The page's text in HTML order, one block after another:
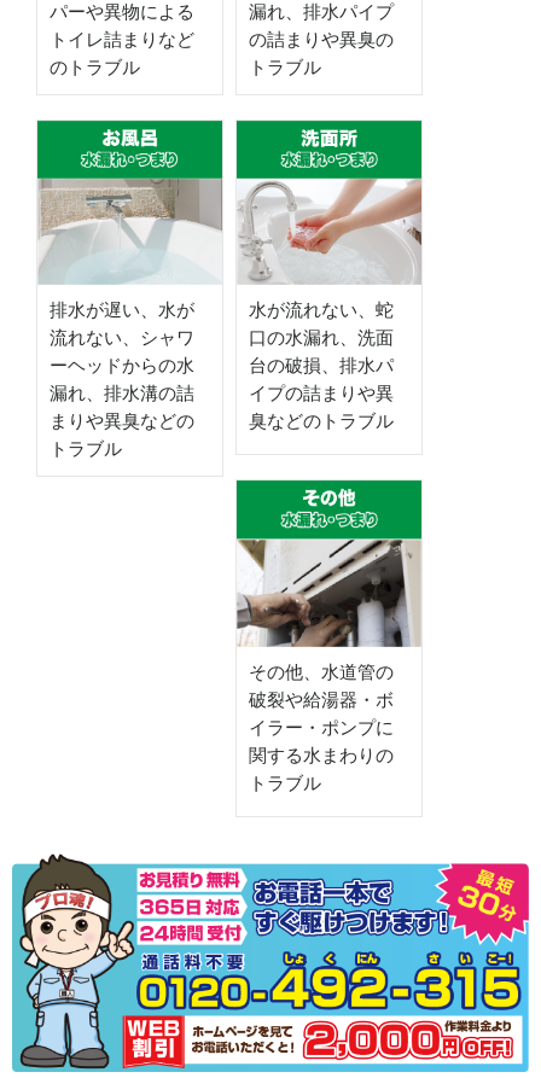
パーや異物による
トイレ詰まりなど
のトラブル
漏れ、排水パイプ
の詰まりや異臭の
トラブル
排水が遅い、水が
流れない、シャワ
ーヘッドからの水
漏れ、排水溝の詰
まりや異臭などの
トラブル
水が流れない、蛇
口の水漏れ、洗面
台の破損、排水パ
イプの詰まりや異
臭などのトラブル
その他、水道管の
破裂や給湯器・ボ
イラー・ポンプに
関する水まわりの
トラブル